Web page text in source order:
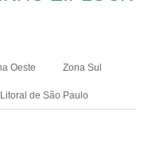
Oeste Zona Sul
Litoral de São Paulo